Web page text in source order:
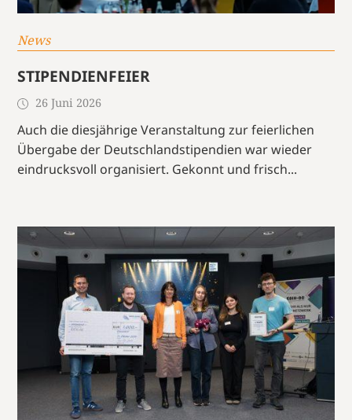
News
STIPENDIENFEIER
26 Juni 2026
Auch die diesjährige Veranstaltung zur feierlichen
Übergabe der Deutschlandstipendien war wieder
eindrucksvoll organisiert. Gekonnt und frisch...